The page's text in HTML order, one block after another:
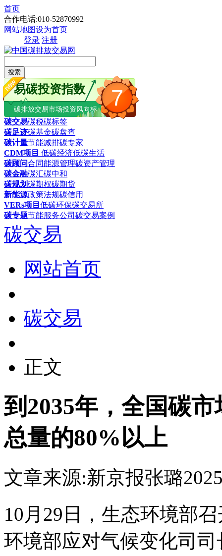
首页
合作电话:010-52870992
网站地图设为首页
登录 注册
搜索
7
易碳投资指数
碳排放交易市场投资风向标
碳交易碳税碳标签
碳足迹碳基金碳盘查
碳计量节能减排碳专家
CDM项目 低碳经济低碳生活
碳顾问合同能源管理碳资产管理
碳金融碳汇碳中和
碳规划碳期权碳期货
新能源政策法规碳信用
VERs项目 低碳环保碳交易所
碳专题节能服务公司 碳交易案例
碳交易
网站首页
碳交易
正文
到2035年，全国碳
总量的80%以上
文章来源:新京报张璐
10月29日，生态环境部
环境部应对气候变化司